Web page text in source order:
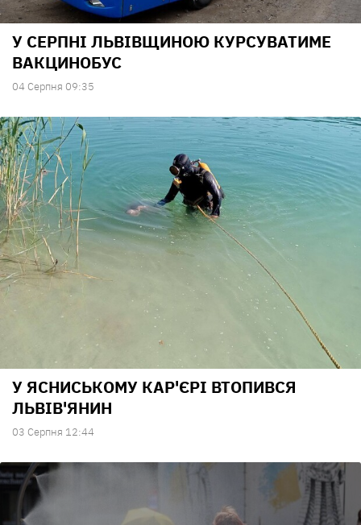
У СЕРПНІ ЛЬВІВЩИНОЮ КУРСУВАТИМЕ
ВАКЦИНОБУС
04 Серпня 09:35
У ЯСНИСЬКОМУ КАР'ЄРІ ВТОПИВСЯ
ЛЬВІВ'ЯНИН
03 Серпня 12:44